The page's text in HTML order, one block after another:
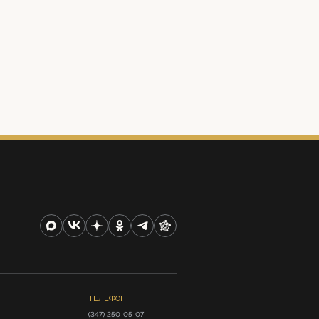
ТЕЛЕФОН
(347) 250-05-07